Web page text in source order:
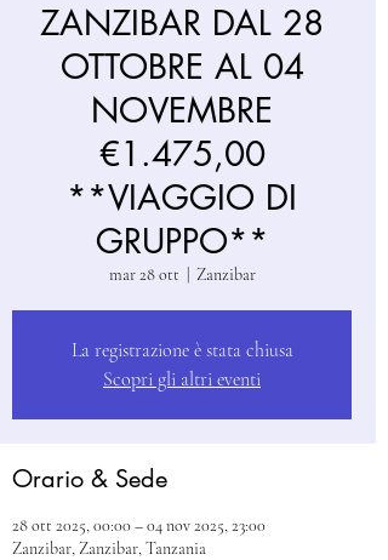
ZANZIBAR DAL 28
OTTOBRE AL 04
NOVEMBRE
€1.475,00
**VIAGGIO DI
GRUPPO**
mar 28 ott Zanzibar
La registrazione è stata chiusa
Scopri gli altri eventi
Orario & Sede
28 ott 2025, 00:00 – 04 nov 2025, 23:00
Zanzibar, Zanzibar, Tanzania